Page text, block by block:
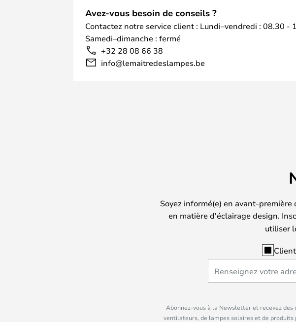
diffuse la lumière de manière douce et uniforme.
Avez-vous besoin de conseils ?
Contactez notre service client : Lundi–vendredi : 08.30 -
Samedi–dimanche : fermé
+32 28 08 66 38
info@lemaitredeslampes.be
Soyez informé(e) en avant-
en matière d'éclairage design.
utiliser
Abonnez-vous à la Newsletter et recevez
ventilateurs, de lampes solaires et de